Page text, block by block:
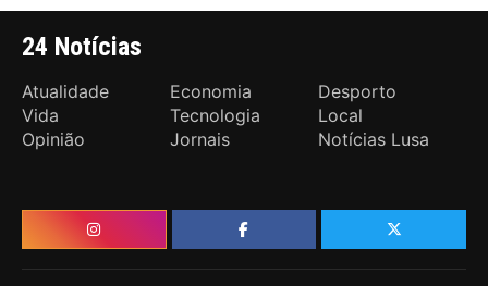
24 Notícias
Atualidade Economia
Desporto
Vida
Tecnologia
Local
Opinião
Jornais Notícias Lusa